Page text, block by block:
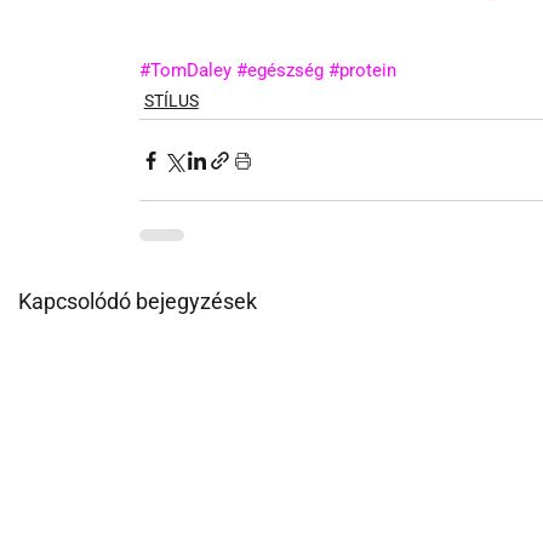
#TomDaley #egészség #protein
STÍLUS
Kapcsolódó bejegyzések